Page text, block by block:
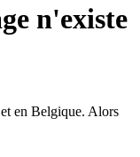
n'existe
en Belgique. Alors